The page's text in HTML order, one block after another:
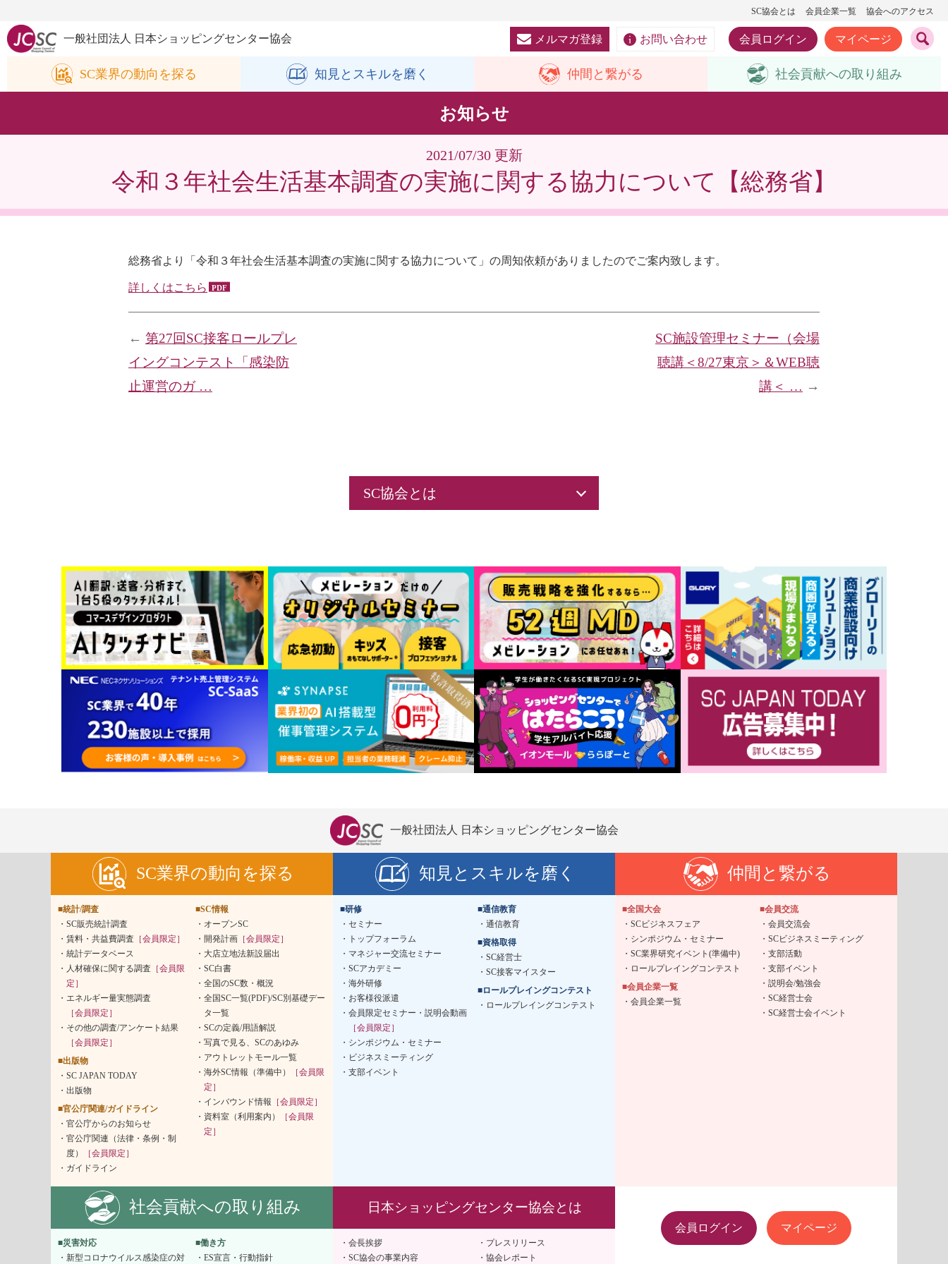
SC協会とは 会員企業一覧 協会へのアクセス
一般社団法人 日本ショッピングセンター協会 メルマガ登録 お問い合わせ 会員ログイン マイページ
SC業界の動向を探る 知見と スキルを磨く 仲間と 繋がる 社会貢献への取り組み
お知らせ
2021/07/30 更新
令和３年社会生活基本調査の実施に関する協力について【総務省】
総務省より「令和３年社会生活基本調査の実施に関する協力について」の周知依頼がありましたのでご案内致します。
詳しくはこちら
SC施設管理セミナー（会場
聴講＜8/27東京＞＆WEB聴
講＜ … →
← 第27回SC接客ロールプレ
イングコンテスト「感染防
止運営のガ …
SC協会とは
一般社団法人 日本ショッピングセンター協会
SC業界の動向を探る
■統計/調査
SC販売統計調査
賃料・共益費調査 ［会員限定］
統計データベース
人材確保に関する調査 ［会員限
定］
エネルギー量実態調査
［会員限定］
その他の調査/アンケート結果
［会員限定］
■出版物
SC JAPAN TODAY
出版物
■官公庁関連/ガイドライン
官公庁からのお知らせ
官公庁関連（法律・条例・制
度）
［会員限定］
ガイドライン
■SC情報
オープンSC
開発計画 ［会員限定］
大店立地法新設届出
SC白書
全国のSC数・概況
全国SC一覧(PDF)/SC別基礎デー
タ一覧
SCの定義/用語解説
写真で見る、SCのあゆみ
アウトレットモール一覧
海外SC情報（準備中）
［会員限
定］
インバウンド情報 ［会員限定］
資料室（利用案内）
［会員限
定］
知見とスキルを磨く
■研修
セミナー
トップフォーラム
マネジャー交流セミナー
SCアカデミー
海外研修
お客様役派遣
会員限定セミナー・説明会動画
［会員限定］
シンポジウム・セミナー
ビジネスミーティング
支部イベント
■通信教育
通信教育
■資格取得
SC経営士
SC接客マイスター
■ロールプレイングコンテスト
ロールプレイングコンテスト
仲間と繋がる
■全国大会
SCビジネスフェア
シンポジウム・セミナー
SC業界研究イベント(準備中)
ロールプレイングコンテスト
■会員企業一覧
会員企業一覧
■会員交流
会員交流会
SCビジネスミーティング
支部活動
支部イベント
説明会/勉強会
SC経営士会
SC経営士会イベント
社会貢献への取り組み
■災害対応
新型コロナウイルス感染症の対
■働き方
ES宣言・行動指針
日本ショッピングセンター協会とは
会長挨拶
SC協会の事業内容
プレスリリース
協会レポート
会員ログイン マイページ